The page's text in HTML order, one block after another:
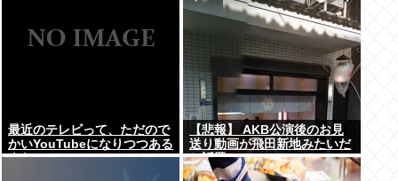
最近のテレビって、ただので
かいYouTubeになりつつある
よな
【悲報】 AKB公演後のお見
送り動画が飛田新地みたいだ
と話題に・・・